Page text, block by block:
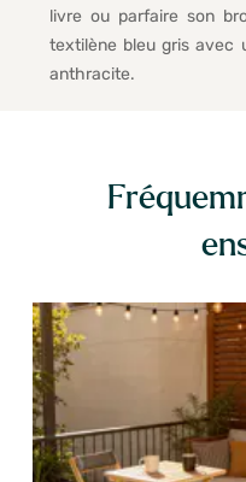
livre ou parfaire son
textilène bleu gris avec
anthracite.